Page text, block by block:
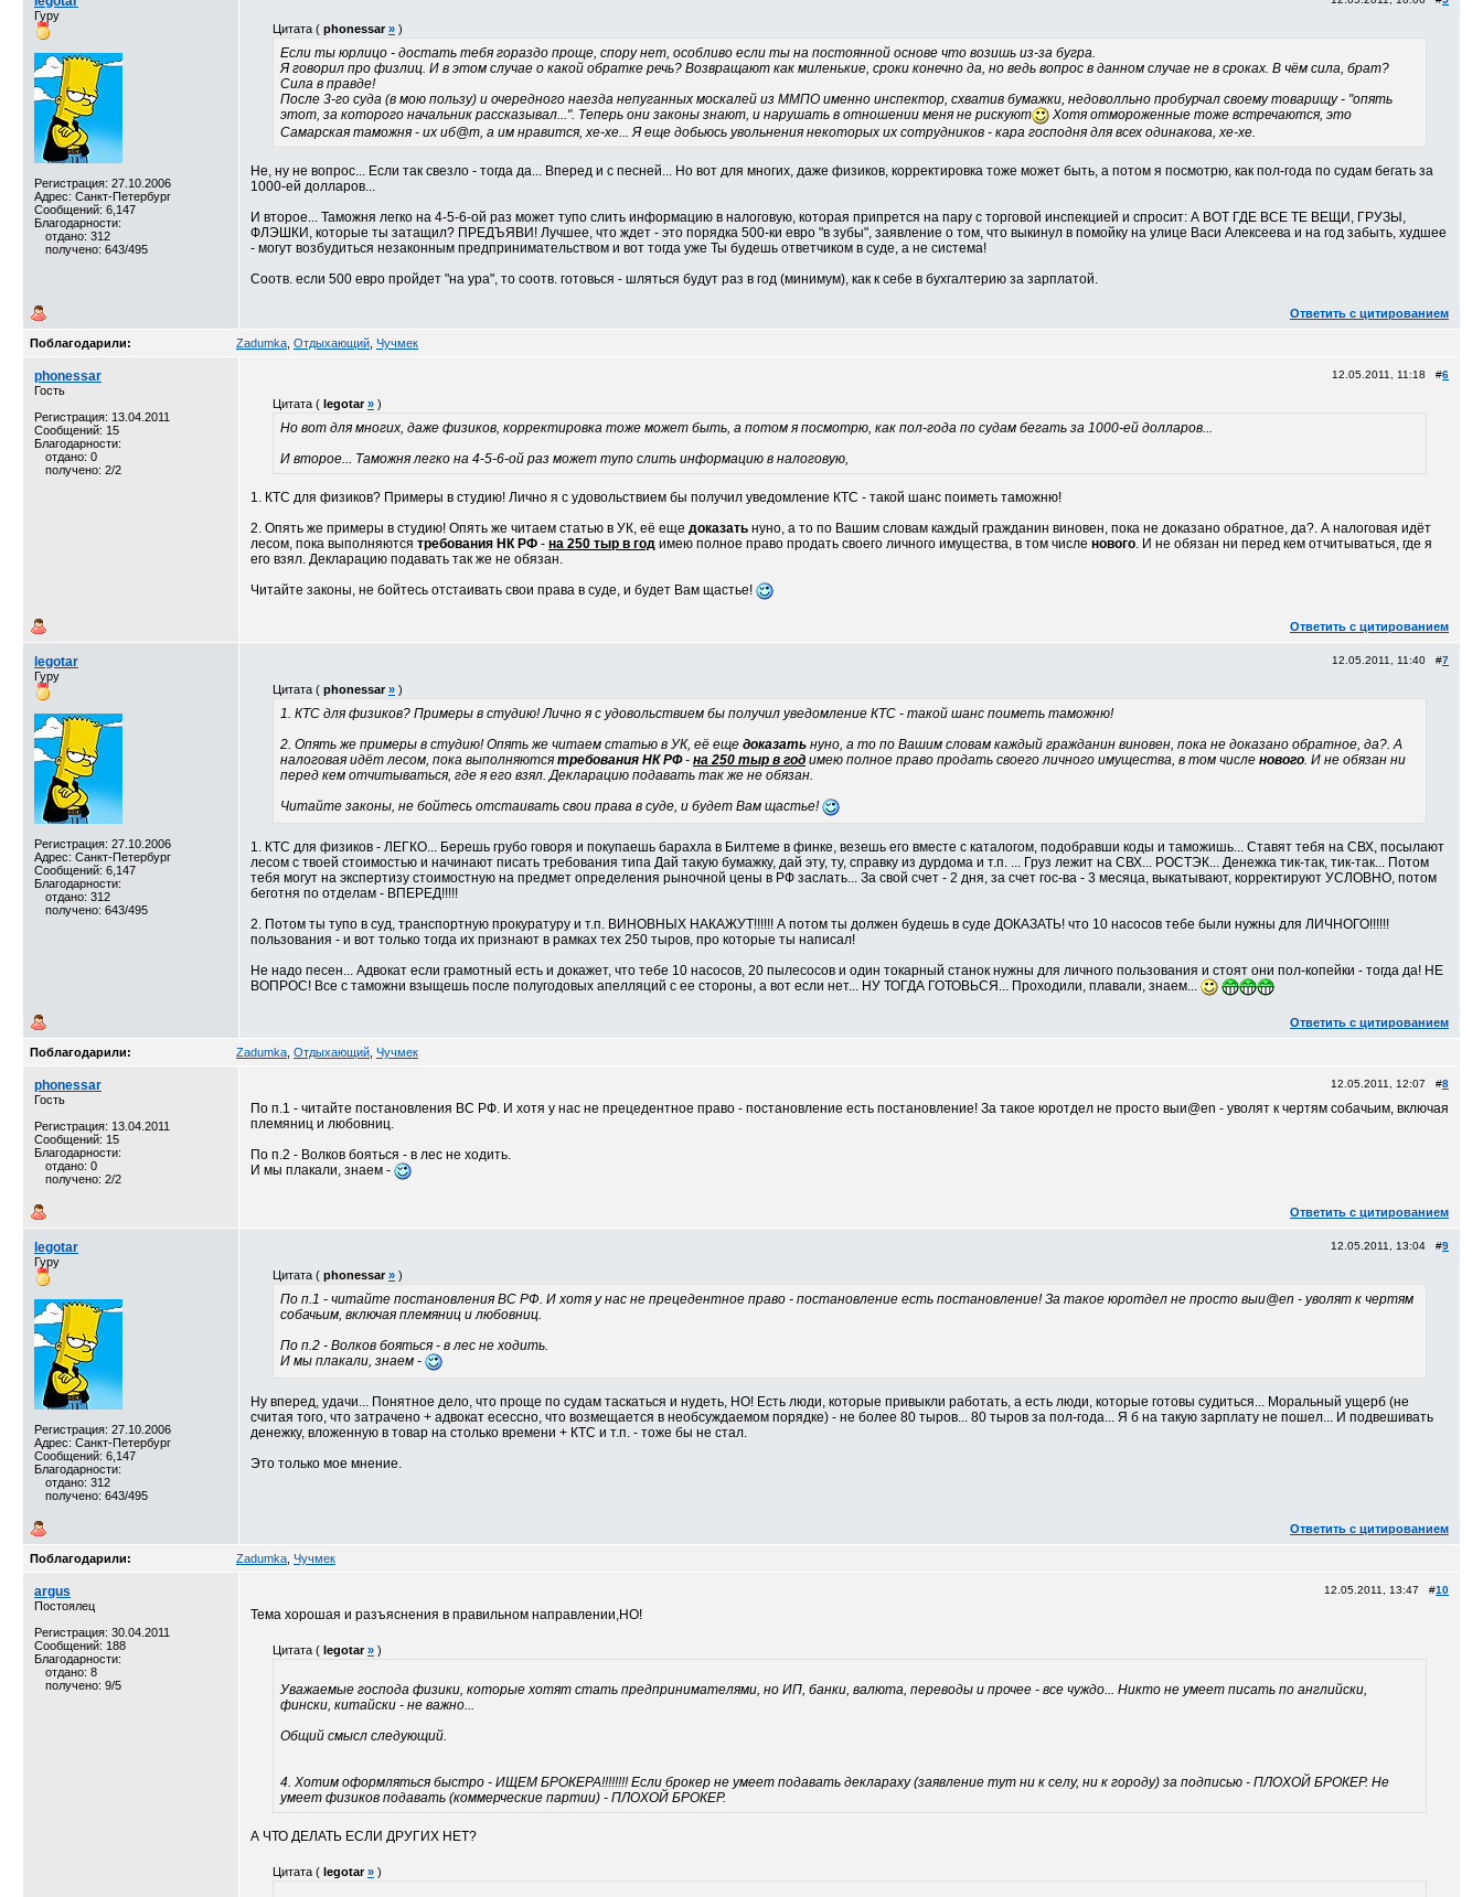
Гуру
Регистрация: 27.10.2006
Адрес: Санкт-Петербург
Сообщений: 6,147
Благодарности:
отдано: 312
получено: 643/495
Цитата ( phonessar » )
Если ты юрлицо - достать тебя гораздо проще, спору нет, особливо если ты на постоянной основе что возишь из-за бугра.
Я говорил про физлиц. И в этом случае о какой обратке речь? Возвращают как миленькие, сроки конечно да, но ведь вопрос в данном случае не в сроках. В чём сила, брат?
Сила в правде!
После 3-го суда (в мою пользу) и очередного наезда непуганных москалей из ММПО именно инспектор, схватив бумажки, недоволльно пробурчал своему товарищу - "опять
этот, за которого начальник рассказывал...". Теперь они законы знают, и нарушать в отношении меня не рискуют
Хотя отмороженные тоже встречаются, это
Самарская таможня - их иб@т, а им нравится, хе-хе... Я еще добьюсь увольнения некоторых их сотрудников - кара господня для всех одинакова, хе-хе.
Не, ну не вопрос... Если так свезло - тогда да... Вперед и с песней... Но вот для многих, даже физиков, корректировка тоже может быть, а потом я посмотрю, как пол-года по судам бегать за
1000-ей долларов...
И второе... Таможня легко на 4-5-6-ой раз может тупо слить информацию в налоговую, которая припрется на пару с торговой инспекцией и спросит: А ВОТ ГДЕ ВСЕ ТЕ ВЕЩИ, ГРУЗЫ,
ФЛЭШКИ, которые ты затащил? ПРЕДЪЯВИ! Лучшее, что ждет - это порядка 500-ки евро "в зубы", заявление о том, что выкинул в помойку на улице Васи Алексеева и на год забыть, худшее
- могут возбудиться незаконным предпринимательством и вот тогда уже Ты будешь ответчиком в суде, а не система!
Соотв. если 500 евро пройдет "на ура", то соотв. готовься - шляться будут раз в год (минимум), как к себе в бухгалтерию за зарплатой.
Ответить с цитированием
Поблагодарили: Zadumka Отдыхающий Чучмек
phonessar
Гость
Регистрация: 13.04.2011
Сообщений: 15
Благодарности:
отдано: 0
получено: 2/2
12.05.2011, 11:18 #6
Цитата ( legotar » )
Но вот для многих, даже физиков, корректировка тоже может быть, а потом я посмотрю, как пол-года по судам бегать за 1000-ей долларов...
И второе... Таможня легко на 4-5-6-ой раз может тупо слить информацию в налоговую,
1. КТС для физиков? Примеры в студию! Лично я с удовольствием бы получил уведомление КТС - такой шанс поиметь таможню!
2. Опять же примеры в студию! Опять же читаем статью в УК, её еще доказать нуно, а то по Вашим словам каждый гражданин виновен, пока не доказано обратное, да?. А налоговая идёт
лесом, пока выполняются требования НК РФ - на 250 тыр в год имею полное право продать своего личного имущества, в том числе нового. И не обязан ни перед кем отчитываться, где я
его взял. Декларацию подавать так же не обязан.
Читайте законы, не бойтесь отстаивать свои права в суде, и будет Вам щастье!
Ответить с цитированием
legotar
Гуру
Регистрация: 27.10.2006
Адрес: Санкт-Петербург
Сообщений: 6,147
Благодарности:
отдано: 312
получено: 643/495
12.05.2011, 11:40 #7
Цитата ( phonessar » )
1. КТС для физиков? Примеры в студию! Лично я с удовольствием бы получил уведомление КТС - такой шанс поиметь таможню!
2. Опять же примеры в студию! Опять же читаем статью в УК, её еще доказать нуно, а то по Вашим словам каждый гражданин виновен, пока не доказано обратное, да?. А
налоговая идёт лесом, пока выполняются требования НК РФ- на 250 тыр в год имею полное право продать своего личного имущества, в том числе нового. И не обязан ни
перед кем отчитываться, где я его взял. Декларацию подавать так же не обязан.
Читайте законы, не бойтесь отстаивать свои права в суде, и будет Вам щастье!
1. КТС для физиков - ЛЕГКО... Берешь грубо говоря и покупаешь барахла в Билтеме в финке, везешь его вместе с каталогом, подобравши коды и таможишь... Ставят тебя на СВХ, посылают
лесом с твоей стоимостью и начинают писать требования типа Дай такую бумажку, дай эту, ту, справку из дурдома и т.п. ... Груз лежит на СВХ... РОСТЭК... Денежка тик-так, тик-так... Потом
тебя могут на экспертизу стоимостную на предмет определения рыночной цены в РФ заслать... За свой счет - 2 дня, за счет гос-ва - 3 месяца, выкатывают, корректируют УСЛОВНО, потом
беготня по отделам - ВПЕРЕД!!!!!
2. Потом ты тупо в суд, транспортную прокуратуру и т.п. ВИНОВНЫХ НАКАЖУТ!!!!!! А потом ты должен будешь в суде ДОКАЗАТЬ! что 10 насосов тебе были нужны для ЛИЧНОГО!!!!!!
пользования - и вот только тогда их признают в рамках тех 250 тыров, про которые ты написал!
Не надо песен... Адвокат если грамотный есть и докажет, что тебе 10 насосов, 20 пылесосов и один токарный станок нужны для личного пользования и стоят они пол-копейки - тогда да! НЕ
ВОПРОС! Все с таможни взыщешь после полугодовых апелляций с ее стороны, а вот если нет... НУ ТОГДА ГОТОВЬСЯ... Проходили, плавали, знаем...
Ответить с цитированием
Поблагодарили: Zadumka Отдыхающий Чучмек
phonessar
Гость
Регистрация: 13.04.2011
Сообщений: 15
Благодарности:
отдано: 0
получено: 2/2
12.05.2011, 12:07 #8
По п.1 - читайте постановления ВС РФ. И хотя у нас не прецедентное право - постановление есть постановление! За такое юротдел не просто выи@en - уволят к чертям собачьим, включая
племяниц и любовниц.
По п.2 - Волков бояться - в лес не ходить.
И мы плакали, знаем -
Ответить с цитированием
legotar
Гуру
Регистрация: 27.10.2006
Адрес: Санкт-Петербург
Сообщений: 6,147
Благодарности:
отдано: 312
получено: 643/495
12.05.2011, 13:04 #9
Цитата ( phonessar » )
По п.1 - читайте постановления ВС РФ. И хотя у нас не прецедентное право - постановление есть постановление! За такое юротдел не просто выи@en - уволят к чертям
собачьим, включая племяниц и любовниц.
По п.2 - Волков бояться - в лес не ходить.
И мы плакали, знаем -
Ну вперед, удачи... Понятное дело, что проще по судам таскаться и нудеть, НО! Есть люди, которые привыкли работать, а есть люди, которые готовы судиться... Моральный ущерб (не
считая того, что затрачено + адвокат есессно, что возмещается в необсуждаемом порядке) - не более 80 тыров... 80 тыров за пол-года... Я б на такую зарплату не пошел... И подвешивать
денежку, вложенную в товар на столько времени + КТС и т.п. - тоже бы не стал.
Это только мое мнение.
Ответить с цитированием
Поблагодарили: Zadumka Чучмек
argus
Постоялец
Регистрация: 30.04.2011
Сообщений: 188
Благодарности:
отдано: 8
получено: 9/5
12.05.2011, 13:47 #10
Тема хорошая и разъяснения в правильном направлении,НО!
Цитата ( legotar » )
Уважаемые господа физики, которые хотят стать предпринимателями, но ИП, банки, валюта, переводы и прочее - все чуждо... Никто не умеет писать по английски,
фински, китайски - не важно...
Общий смысл следующий.
4. Хотим оформляться быстро - ИЩЕМ БРОКЕРА!!!!!!!! Если брокер не умеет подавать деклараху (заявление тут ни к селу, ни к городу) за подписью - ПЛОХОЙ БРОКЕР. Не
умеет физиков подавать (коммерческие партии) - ПЛОХОЙ БРОКЕР.
А ЧТО ДЕЛАТЬ ЕСЛИ ДРУГИХ НЕТ?
Цитата ( legotar » )